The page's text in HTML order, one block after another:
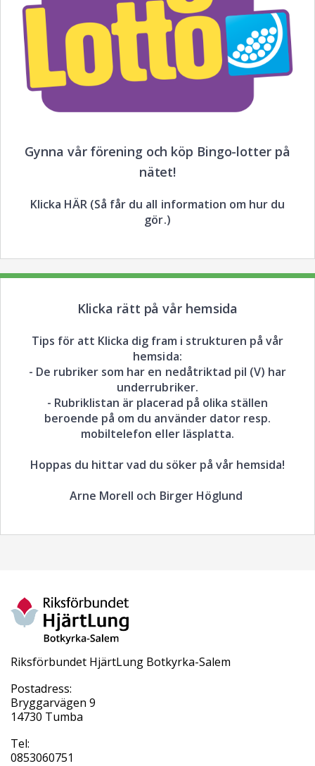
Gynna vår förening och köp Bingo-lotter på
nätet!
Klicka HÄR (Så får du all information om hur du
gör.)
Klicka rätt på vår hemsida
Tips för att Klicka dig fram i strukturen på vår
hemsida:
- De rubriker som har en nedåtriktad pil (V) har
underrubriker.
- Rubriklistan är placerad på olika ställen
beroende på om du använder dator resp.
mobiltelefon eller läsplatta.
Hoppas du hittar vad du söker på vår hemsida!
Arne Morell och Birger Höglund
Riksförbundet HjärtLung Botkyrka-Salem
Postadress:
Bryggarvägen 9
14730 Tumba
Tel:
0853060751